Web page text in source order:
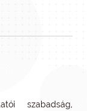
szabadság,